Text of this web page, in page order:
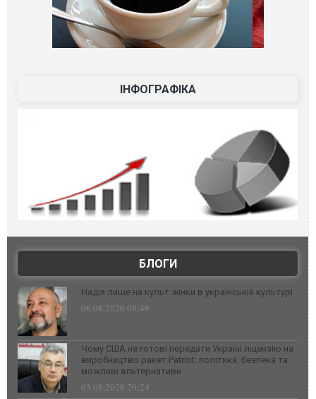
ІНФОГРАФІКА
БЛОГИ
Надія лише на культ жінки в українській культурі
06.08.2026 08:49
Чому США не готові передати Україні ліцензію на
виробництво ракет Patriot: політика, безпека та
можливі альтернативи
03.08.2026 20:24